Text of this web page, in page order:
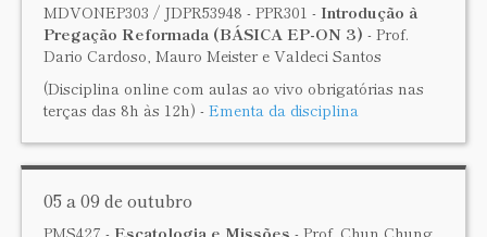
MDVONEP303 / JDPR53948 - PPR301 - Introdução à
Pregação Reformada (BÁSICA EP-ON 3) - Prof.
Dario Cardoso, Mauro Meister e Valdeci Santos
(Disciplina online com aulas ao vivo obrigatórias nas
terças das 8h às 12h) - Ementa da disciplina
05 a 09 de outubro
PMS427 - Escatologia e Missões - Prof. Chun Chung